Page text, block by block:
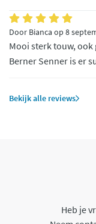
Door Bianca op 8
Mooi sterk touw,
Berner Senner is er
Bekijk alle reviews
Heb je